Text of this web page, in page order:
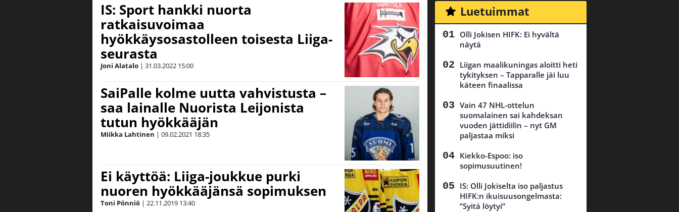
IS: Sport hankki nuorta
ratkaisuvoimaa
hyökkäysosastolleen toisesta Liiga-
seurasta
Joni Alatalo | 31.03.2022 15:00
SaiPalle kolme uutta vahvistusta –
saa lainalle Nuorista Leijonista
tutun hyökkääjän
Miikka Lahtinen | 09.02.2021 18:35
Ei käyttöä: Liiga-joukkue purki
nuoren hyökkääjänsä sopimuksen
Toni Pönniö | 22.11.2019 13:40
Luetuimmat
Olli Jokisen HIFK: Ei hyvältä
näytä
Liigan maalikuningas aloitti heti
tykityksen – Tapparalle jäi luu
käteen finaalissa
Vain 47 NHL-ottelun
suomalainen sai kahdeksan
vuoden jättidiilin – nyt GM
paljastaa miksi
Kiekko-Espoo: iso
sopimusuutinen!
IS: Olli Jokiselta iso paljastus
HIFK:n ikuisuusongelmasta:
”Syitä löytyi”